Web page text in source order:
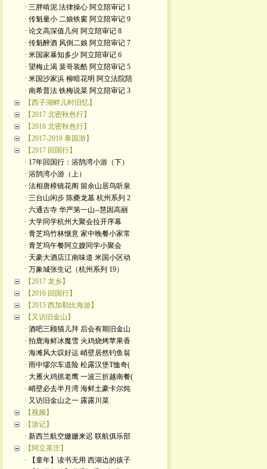
· 三胖啃泥 法律操心 阿立陪审记 1
· 传魁量小 二娘铁窗 阿立陪审记 9
· 论文高深值几何 阿立陪审记 8
· 传魁醉酒 风倒二娘 阿立陪审记 7
· 米国家暴知多少 阿立陪审记 6
· 望梅止渴 裴哥装酷 阿立陪审记 5
· 米国沙家浜 柳暗花明 阿立法院陪
· 南希普法 铁梅说菜 阿立陪审记 3
【西子湖畔儿时旧忆】
【2017 北密秋色行】
【2016 北密秋色行】
【2017-2018 泰国游】
【2017 回国行】
· 17年回国行：浴鹄湾小游（下）
· 浴鹄湾小游（上）
· 法相唐樟镜花阁 留余山居鸟听泉
· 三台山闲步 陈夔龙墓 杭州系列 2
· 六通古寺 华严第一山--慧因高丽
· 大学同学杭州大聚会拉开序幕
· 青芝坞竹林惬意 家中晚餐小家常
· 青芝坞午餐阿立嫂同学小聚会
· 天豪大酒店江南味道 米国小区动
· 万象城张生记（杭州系列 19）
【2017 龙乡】
【2016 回国行】
【2015 西加勒比海游】
【又访旧金山】
· 酒吧三顾猫儿拜 后会有期旧金山
· 拍鹿海鲜冰魔雪 火鸡烧烤苹果香
· 海滩风大叹好运 峭壁居然钓鱼翁
· 雨中缪尔车道险 松露汉堡T恤奇(
· 大雁火鸡抓老鹰 一波三折越南餐(
· 峭壁必去半月湾 海鲜土豪卡尔炖
· 又访旧金山之一 露露川菜
【视频】
【游记】
· 新西兰航空姗姗来迟 联航俱乐部
【阿立茶庄】
· 【童年】读书无用 西湖边的孩子